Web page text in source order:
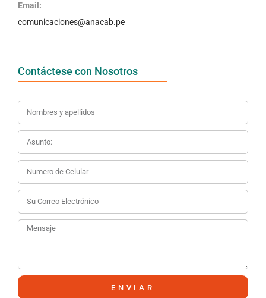
Email:
comunicaciones@anacab.pe
Contáctese con Nosotros
ENVIAR